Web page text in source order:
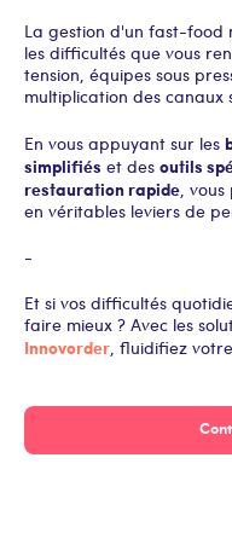
La gestion d'un fast-food
les difficultés que vous
tension, équipes sous
multiplication des
En vous appuyant sur les
simplifiés et des outils
restauration rapide,
en véritables leviers de
-
Et si vos difficultés
faire mieux ? Avec les
Innovorder, fluidifiez